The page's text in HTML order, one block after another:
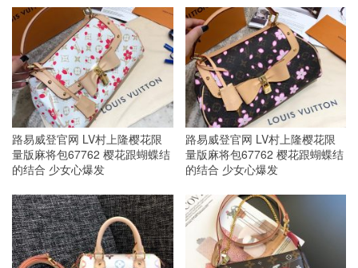
路易威登官网 LV村上隆樱花限
量版麻将包67762 樱花跟蝴蝶结
的结合 少女心爆发
路易威登官网 LV村上隆樱花限
量版麻将包67762 樱花跟蝴蝶结
的结合 少女心爆发